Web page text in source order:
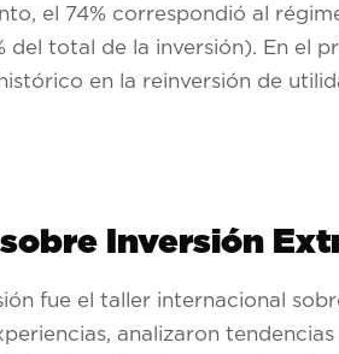
el 74% correspondió al
del total de la inversión). En el
en la reinversión de
Inversión
fue el taller internacional
analizaron